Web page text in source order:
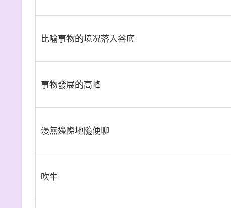
比喻事物的境况落入谷底
事物發展的高峰
漫無邊際地隨便聊
吹牛